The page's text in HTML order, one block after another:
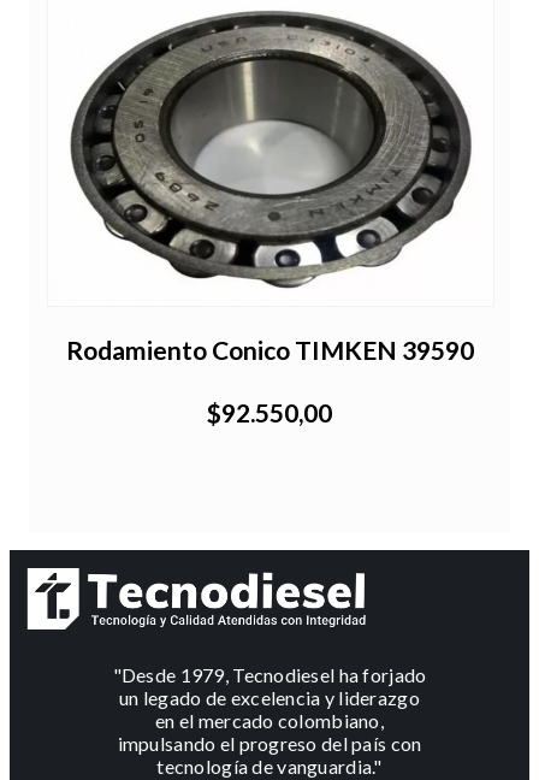
Rodamiento Conico TIMKEN 39590
$92.550,00
"Desde 1979, Tecnodiesel ha forjado
un legado de excelencia y liderazgo
en el mercado colombiano,
impulsando el progreso del país con
tecnología de vanguardia."